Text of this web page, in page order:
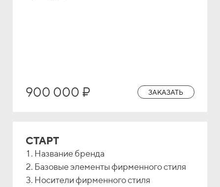
900 000 ₽ ЗАКАЗАТЬ
СТАРТ
Название бренда
Базовые элементы фирменного стиля
Носители фирменного стиля